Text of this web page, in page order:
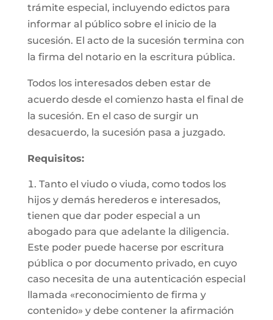
trámite especial, incluyendo edictos para
informar al público sobre el inicio de la
sucesión. El acto de la sucesión termina con
la firma del notario en la escritura pública.
Todos los interesados deben estar de
acuerdo desde el comienzo hasta el final de
la sucesión. En el caso de surgir un
desacuerdo, la sucesión pasa a juzgado.
Requisitos:
Tanto el viudo o viuda, como todos los
hijos y demás herederos e interesados,
tienen que dar poder especial a un
abogado para que adelante la diligencia.
Este poder puede hacerse por escritura
pública o por documento privado, en cuyo
caso necesita de una autenticación especial
llamada «reconocimiento de firma y
contenido» y debe contener la afirmación